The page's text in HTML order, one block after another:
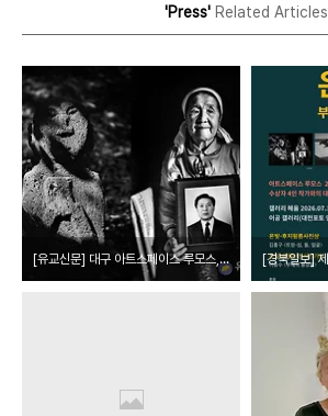
'Press'Related Articles
[유교신문] 대구 아트스페이스 루모스, 2026 온빛사진상 수상작 사진전